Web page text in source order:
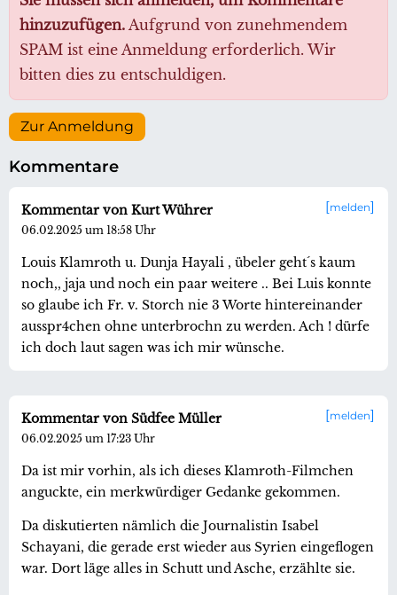
hinzuzufügen. Aufgrund von zunehmendem
SPAM ist eine Anmeldung erforderlich. Wir
bitten dies zu entschuldigen.
Zur Anmeldung
Kommentare
melden
Kommentar von Kurt Wührer
06.02.2025 um 18:58 Uhr
Louis Klamroth u. Dunja Hayali , übeler geht´s kaum
noch,, jaja und noch ein paar weitere .. Bei Luis konnte
so glaube ich Fr. v. Storch nie 3 Worte hintereinander
ausspr4chen ohne unterbrochn zu werden. Ach ! dürfe
ich doch laut sagen was ich mir wünsche.
melden
Kommentar von Südfee Müller
06.02.2025 um 17:23 Uhr
Da ist mir vorhin, als ich dieses Klamroth-Filmchen
anguckte, ein merkwürdiger Gedanke gekommen.
Da diskutierten nämlich die Journalistin Isabel
Schayani, die gerade erst wieder aus Syrien eingeflogen
war. Dort läge alles in Schutt und Asche, erzählte sie.